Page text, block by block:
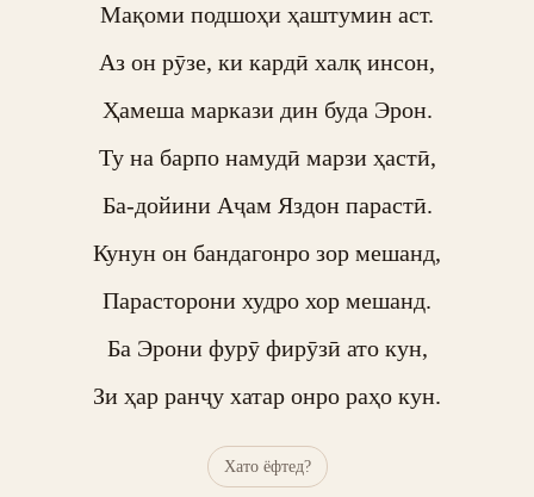
Мақоми подшоҳи ҳаштумин аст.
Аз он рӯзе, ки кардӣ халқ инсон,
Ҳамеша маркази дин буда Эрон.
Ту на барпо намудӣ марзи ҳастӣ,
Ба-дойини Аҷам Яздон парастӣ.
Кунун он бандагонро зор мешанд,
Парасторони худро хор мешанд.
Ба Эрони фурӯ фирӯзӣ ато кун,
Зи ҳар ранҷу хатар онро раҳо кун.
Хато ёфтед?